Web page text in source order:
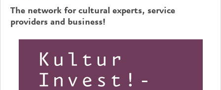
The network for cultural experts, service
providers and business!